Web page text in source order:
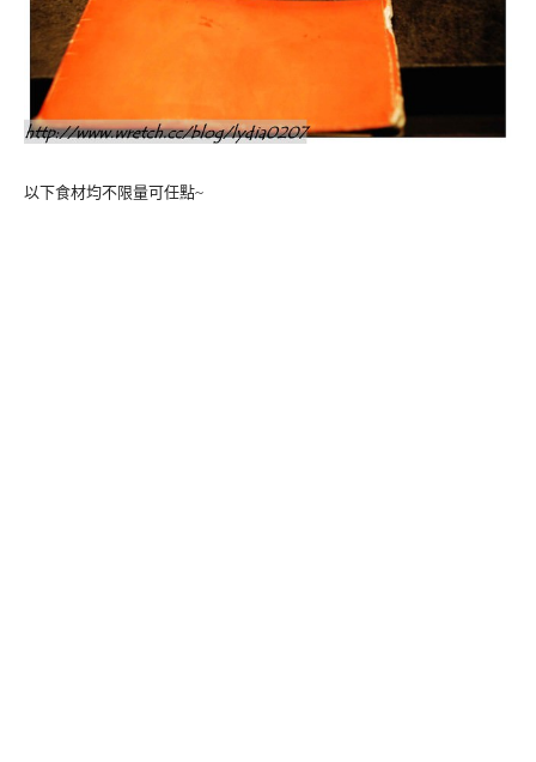
以下食材均不限量可任點~